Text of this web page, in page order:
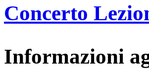
Concerto
Informazioni